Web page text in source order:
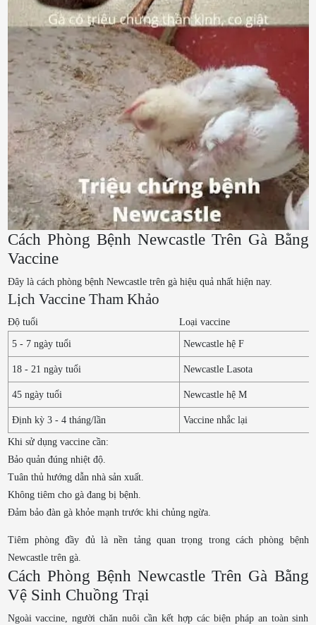
Cách Phòng Bệnh Newcastle Trên Gà Bằng
Vaccine
Đây là cách phòng bệnh Newcastle trên gà hiệu quả nhất hiện nay.
Lịch Vaccine Tham Khảo
Độ tuổi Loại vaccine
5 - 7 ngày tuổi Newcastle hệ F
18 - 21 ngày tuổi Newcastle Lasota
45 ngày tuổi Newcastle hệ M
Định kỳ 3 - 4 tháng/lần Vaccine nhắc lại
Khi sử dụng vaccine cần:
Bảo quản đúng nhiệt độ.
Tuân thủ hướng dẫn nhà sản xuất.
Không tiêm cho gà đang bị bệnh.
Đảm bảo đàn gà khỏe mạnh trước khi chủng ngừa.
Tiêm phòng đầy đủ là nền tảng quan trọng trong cách phòng bệnh
Newcastle trên gà.
Cách Phòng Bệnh Newcastle Trên Gà Bằng
Vệ Sinh Chuồng Trại
Ngoài vaccine, người chăn nuôi cần kết hợp các biện pháp an toàn sinh